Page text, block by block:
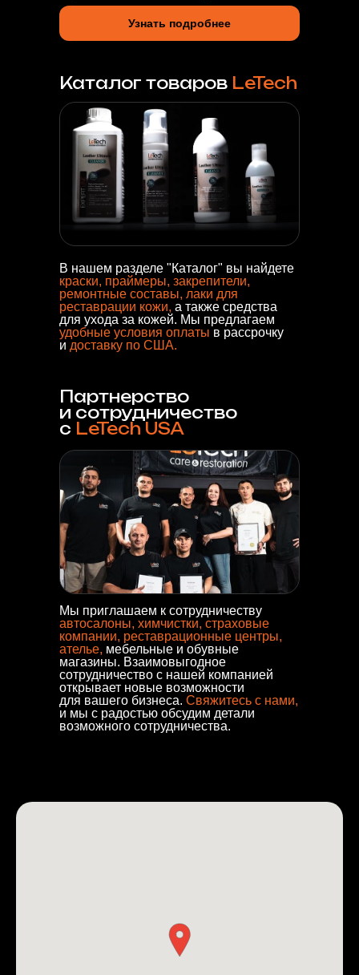
Узнать подробнее
Каталог товаров LeTech
В нашем разделе "Каталог" вы найдете
краски, праймеры, закрепители,
ремонтные составы, лаки для
реставрации кожи, а также средства
для ухода за кожей. Мы предлагаем
удобные условия оплаты в рассрочку
и доставку по США.
Партнерство
и сотрудничество
с LeTech USA
Мы приглашаем к сотрудничеству
автосалоны, химчистки, страховые
компании, реставрационные центры,
ателье, мебельные и обувные
магазины. Взаимовыгодное
сотрудничество с нашей компанией
открывает новые возможности
для вашего бизнеса. Свяжитесь с нами,
и мы с радостью обсудим детали
возможного сотрудничества.